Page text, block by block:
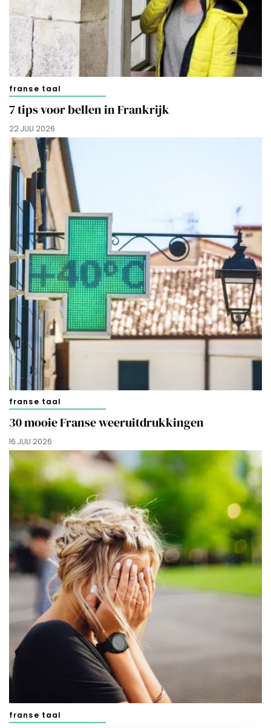
franse taal
7 tips voor bellen in Frankrijk
22 JULI 2026
franse taal
30 mooie Franse weeruitdrukkingen
16 JULI 2026
franse taal